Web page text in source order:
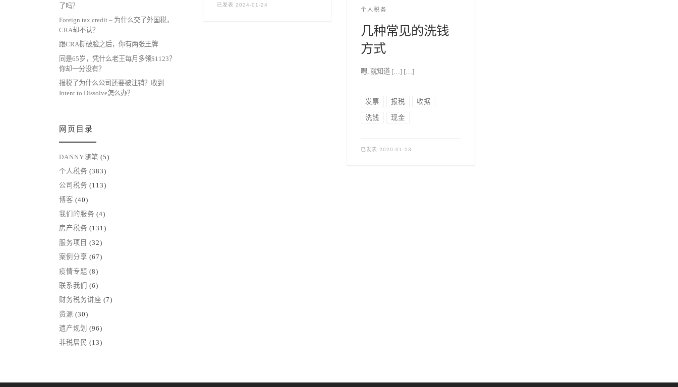
已发表 2024-01-24
个人税务
几种常见的洗钱
方式
嗯, 就知道 […] […]
发票 报税 收据
洗钱 现金
已发表 2020-01-13
了吗？
Foreign tax credit – 为什么交了外国税，
CRA却不认？
跟CRA撕破脸之后，你有两张王牌
同是65岁，凭什么老王每月多领$1123？
你却一分没有？
报税了为什么公司还要被注销？收到
Intent to Dissolve怎么办？
网页目录
DANNY随笔 (5)
个人税务 (383)
公司税务 (113)
博客 (40)
我们的服务 (4)
房产税务 (131)
服务项目 (32)
案例分享 (67)
疫情专题 (8)
联系我们
(6)
财务税务讲座 (7)
资源 (30)
遗产规划 (96)
非税居民 (13)